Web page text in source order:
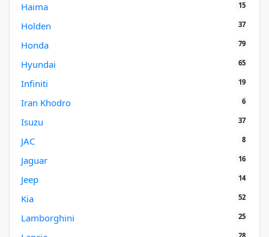
Haima 15
Holden 37
Honda 79
Hyundai 65
Infiniti 19
Iran Khodro 6
Isuzu 37
JAC 8
Jaguar 16
Jeep 14
Kia 52
Lamborghini 25